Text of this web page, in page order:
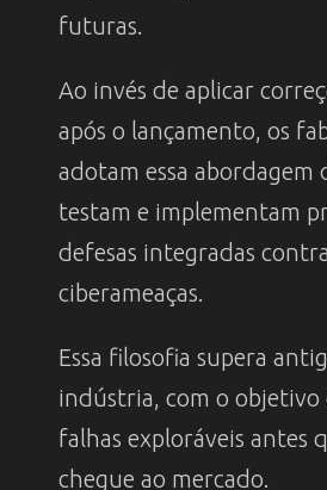
futuras.
Ao invés de aplicar
após o lançamento, os
adotam essa abordagem
testam e implementam
defesas integradas contra
ciberameaças.
Essa filosofia supera
indústria, com o
falhas exploráveis antes
chegue ao mercado.